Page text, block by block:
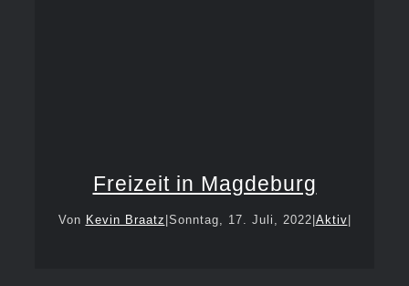
Freizeit in Magdeburg
Von Kevin Braatz Sonntag, 17. Juli, 2022 Aktiv